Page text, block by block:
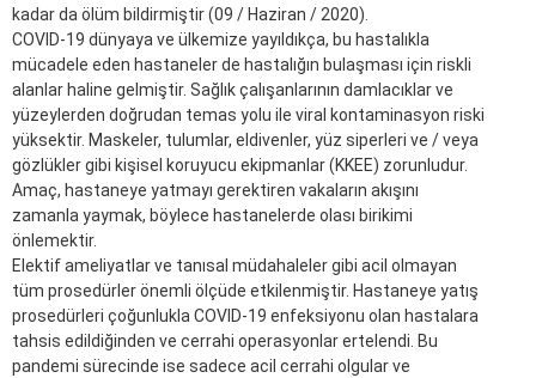
kadar da ölüm bildirmiştir (09 / Haziran / 2020).
COVID-19 dünyaya ve ülkemize yayıldıkça, bu hastalıkla
mücadele eden hastaneler de hastalığın bulaşması için riskli
alanlar haline gelmiştir. Sağlık çalışanlarının damlacıklar ve
yüzeylerden doğrudan temas yolu ile viral kontaminasyon riski
yüksektir. Maskeler, tulumlar, eldivenler, yüz siperleri ve / veya
gözlükler gibi kişisel koruyucu ekipmanlar (KKEE) zorunludur.
Amaç, hastaneye yatmayı gerektiren vakaların akışını
zamanla yaymak, böylece hastanelerde olası birikimi
önlemektir.
Elektif ameliyatlar ve tanısal müdahaleler gibi acil olmayan
tüm prosedürler önemli ölçüde etkilenmiştir. Hastaneye yatış
prosedürleri çoğunlukla COVID-19 enfeksiyonu olan hastalara
tahsis edildiğinden ve cerrahi operasyonlar ertelendi. Bu
pandemi sürecinde ise sadece acil cerrahi olgular ve